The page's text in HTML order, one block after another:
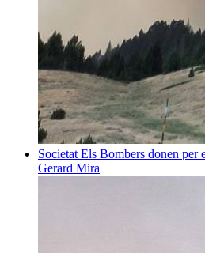
Societat Els Bombers donen per
Gerard Mira